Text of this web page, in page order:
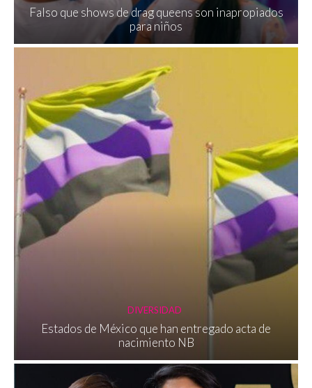
Falso que shows de drag queens son inapropiados
para niños
DIVERSIDAD
Estados de México que han entregado acta de
nacimiento NB